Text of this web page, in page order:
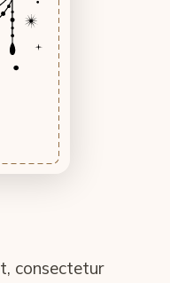
consectetur